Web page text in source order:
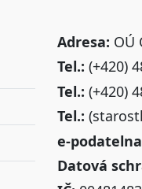
Adresa: OÚ
Tel.: (+420)
Tel.: (+420)
Tel.:
e-
Datová